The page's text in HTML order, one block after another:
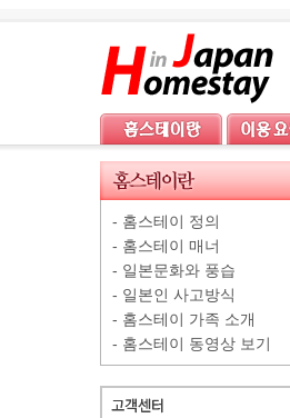
- 홈스테이 정의
- 홈스테이 매너
- 일본문화와 풍습
- 일본인 사고방식
- 홈스테이 가족 소개
- 홈스테이 동영상 보기